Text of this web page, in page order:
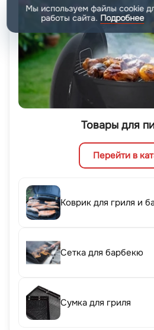
Товары для
Перейти в
Коврик для гриля и
Сетка для барбекю
Сумка для гриля
Мы используем файлы cookie
работы сайта. Подробнее